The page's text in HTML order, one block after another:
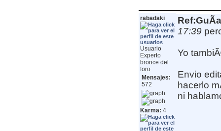
rabadaki
Usuario
Experto
bronce del
foro
Mensajes:
572
Karma: 4
17:39
Yo
Envio
hacerlo
ni